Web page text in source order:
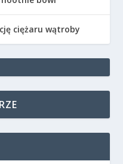
ciężaru wątroby